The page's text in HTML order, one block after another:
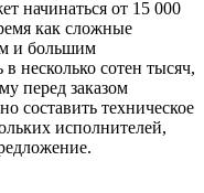
начинаться от 15 000
как сложные
и большим
несколько сотен тысяч,
перед заказом
составить техническое
исполнителей,